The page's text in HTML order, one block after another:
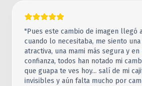
"Pues este cambio de imagen llegó
cuando lo necesitaba, me siento una
atractiva, una mami más segura y
confianza, todos han notado mi
que guapa te ves hoy... salí de mi
invisibles y aún falta mucho por